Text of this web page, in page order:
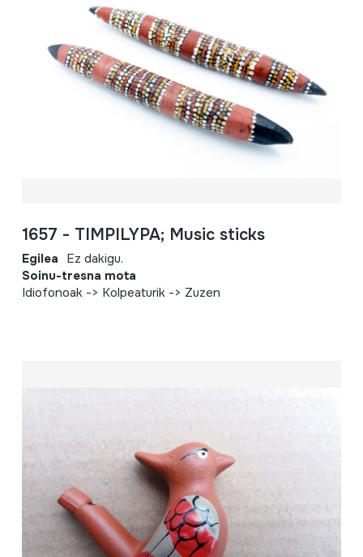
1657 - TIMPILYPA; Music sticks
Egilea Ez dakigu.
Soinu-tresna mota
Idiofonoak -> Kolpeaturik -> Zuzen